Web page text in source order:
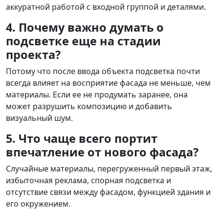
аккуратной работой с входной группой и деталями.
4. Почему важно думать о
подсветке еще на стадии
проекта?
Потому что после ввода объекта подсветка почти
всегда влияет на восприятие фасада не меньше, чем
материалы. Если ее не продумать заранее, она
может разрушить композицию и добавить
визуальный шум.
5. Что чаще всего портит
впечатление от нового фасада?
Случайные материалы, перегруженный первый этаж,
избыточная реклама, спорная подсветка и
отсутствие связи между фасадом, функцией здания и
его окружением.